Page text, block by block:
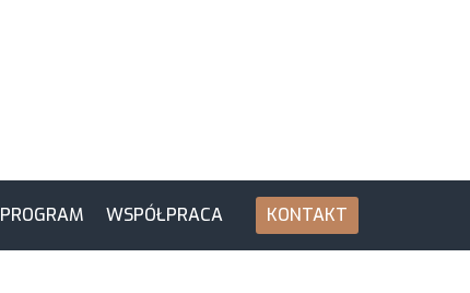
PROGRAM WSPÓŁPRACA KONTAKT